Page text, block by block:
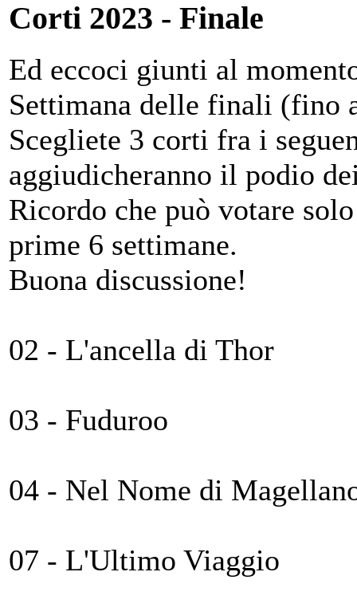
Corti 2023 - Finale
Ed eccoci giunti al
Settimana delle finali (fino
Scegliete 3 corti fra i
aggiudicheranno il podio
Ricordo che può votare
prime 6 settimane.
Buona discussione!
02 - L'ancella di Thor
03 - Fuduroo
04 - Nel Nome di
07 - L'Ultimo Viaggio